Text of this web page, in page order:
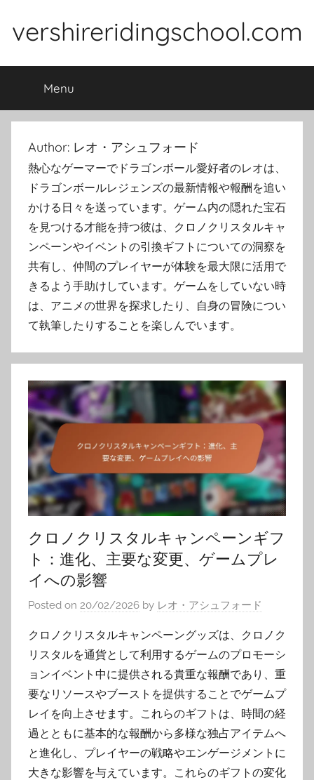
vershireridingschool.com
Menu
Author: レオ・アシュフォード
熱心なゲーマーでドラゴンボール愛好者のレオは、
ドラゴンボールレジェンズの最新情報や報酬を追い
かける日々を送っています。ゲーム内の隠れた宝石
を見つける才能を持つ彼は、クロノクリスタルキャ
ンペーンやイベントの引換ギフトについての洞察を
共有し、仲間のプレイヤーが体験を最大限に活用で
きるよう手助けしています。ゲームをしていない時
は、アニメの世界を探求したり、自身の冒険につい
て執筆したりすることを楽しんでいます。
クロノクリスタルキャンペーンギフ
ト：進化、主要な変更、ゲームプレ
イへの影響
Posted on 20/02/2026 by レオ・アシュフォード
クロノクリスタルキャンペーングッズは、クロノク
リスタルを通貨として利用するゲームのプロモーシ
ョンイベント中に提供される貴重な報酬であり、重
要なリソースやブーストを提供することでゲームプ
レイを向上させます。これらのギフトは、時間の経
過とともに基本的な報酬から多様な独占アイテムへ
と進化し、プレイヤーの戦略やエンゲージメントに
大きな影響を与えています。これらのギフトの変化